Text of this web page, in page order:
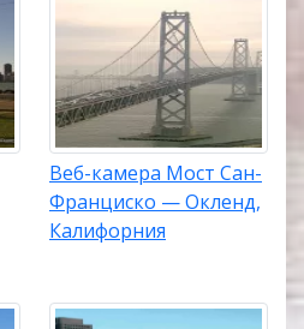
Веб-камера Мост Сан-
Франциско — Окленд,
Калифорния